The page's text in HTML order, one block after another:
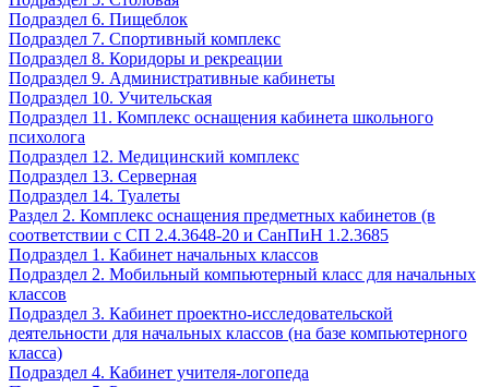
Подраздел 6. Пищеблок
Подраздел 7. Спортивный комплекс
Подраздел 8. Коридоры и рекреации
Подраздел 9. Административные кабинеты
Подраздел 10. Учительская
Подраздел 11. Комплекс оснащения кабинета школьного
психолога
Подраздел 12. Медицинский комплекс
Подраздел 13. Серверная
Подраздел 14. Туалеты
Раздел 2. Комплекс оснащения предметных кабинетов (в
соответствии с СП 2.4.3648-20 и СанПиН 1.2.3685
Подраздел 1. Кабинет начальных классов
Подраздел 2. Мобильный компьютерный класс для начальных
классов
Подраздел 3. Кабинет проектно-исследовательской
деятельности для начальных классов (на базе компьютерного
класса)
Подраздел 4. Кабинет учителя-логопеда